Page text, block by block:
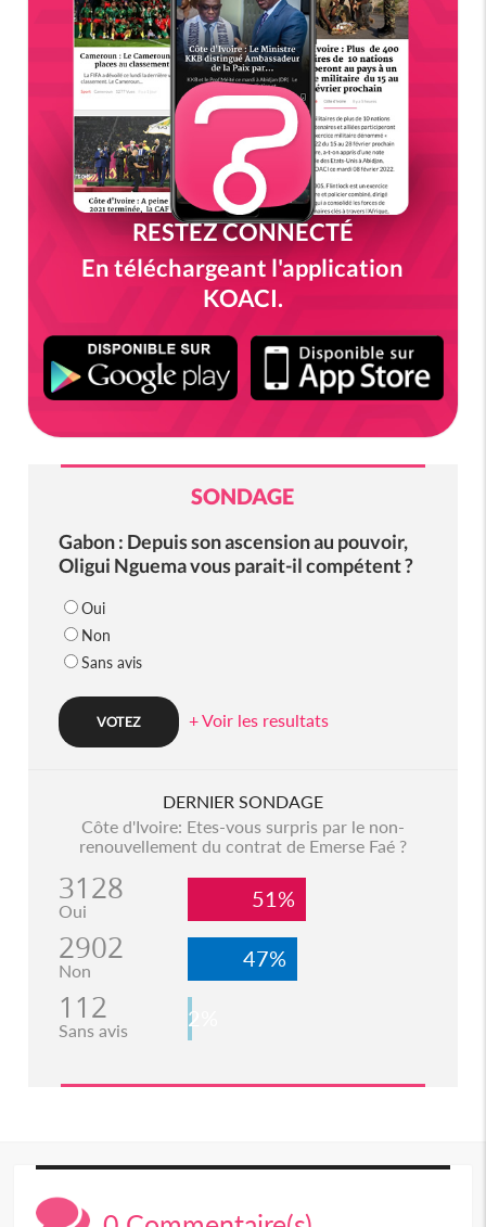
RESTEZ CONNECTÉ
En téléchargeant l'application
KOACI.
SONDAGE
Gabon : Depuis son ascension au pouvoir,
Oligui Nguema vous parait-il compétent ?
Oui
Non
Sans avis
+ Voir les resultats
DERNIER SONDAGE
Côte d'Ivoire: Etes-vous surpris par le non-
renouvellement du contrat de Emerse Faé ?
3128
Oui 51%
2902
Non 47%
112
Sans avis 2%